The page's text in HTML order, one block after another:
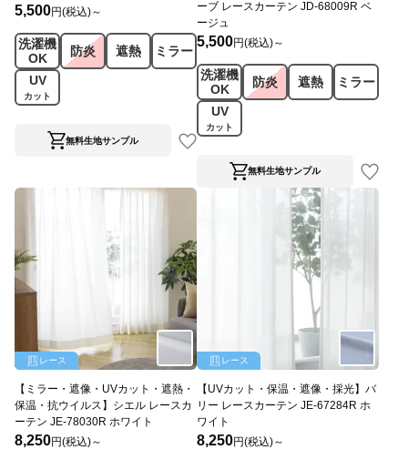
5,500円(税込)～
洗濯機
OK
防炎 遮熱
ミラー
UV
カット
無料生地サンプル
ーブ レースカーテン JD-68009R ベ
ージュ
5,500円(税込)～
洗濯機
OK
防炎 遮熱
ミラー
UV
カット
無料生地サンプル
レース
【ミラー・遮像・UVカット・遮熱・
保温・抗ウイルス】シエル レースカ
ーテン JE-78030R ホワイト
8,250円(税込)～
レース
【UVカット・保温・遮像・採光】バ
リー レースカーテン JE-67284R ホ
ワイト
8,250円(税込)～